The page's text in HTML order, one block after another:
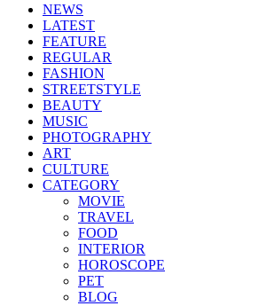
NEWS
LATEST
FEATURE
REGULAR
FASHION
STREETSTYLE
BEAUTY
MUSIC
PHOTOGRAPHY
ART
CULTURE
CATEGORY
MOVIE
TRAVEL
FOOD
INTERIOR
HOROSCOPE
PET
BLOG